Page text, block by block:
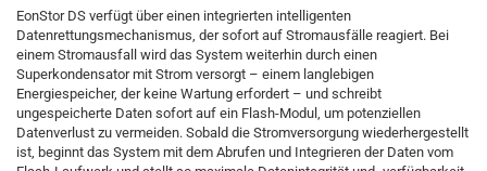
EonStor DS verfügt über einen integrierten intelligenten
Datenrettungsmechanismus, der sofort auf Stromausfälle reagiert. Bei
einem Stromausfall wird das System weiterhin durch einen
Superkondensator mit Strom versorgt – einem langlebigen
Energiespeicher, der keine Wartung erfordert – und schreibt
ungespeicherte Daten sofort auf ein Flash-Modul, um potenziellen
Datenverlust zu vermeiden. Sobald die Stromversorgung wiederhergestellt
ist, beginnt das System mit dem Abrufen und Integrieren der Daten vom